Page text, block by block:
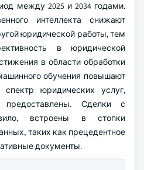
между 2025 и 2034 годами.
интеллекта снижают
юридической работы, тем
в юридической
в области обработки
обучения повышают
юридических услуг,
Сделки с
встроены в стопки
таких как прецедентное
документы.